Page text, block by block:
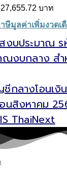
บาท
ษีมูลค่าเพิ่มงวดเ
งบประมาณ
ณงบกลาง ส
กลางโอนเงิ
นสิงหาคม
ThaiNext